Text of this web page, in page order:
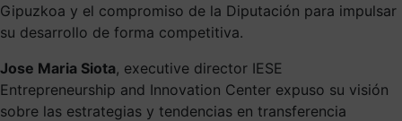
Gipuzkoa y el compromiso de la Diputación para impulsar
su desarrollo de forma competitiva.
Jose Maria Siota, executive director IESE
Entrepreneurship and Innovation Center expuso su visión
sobre las estrategias y tendencias en transferencia